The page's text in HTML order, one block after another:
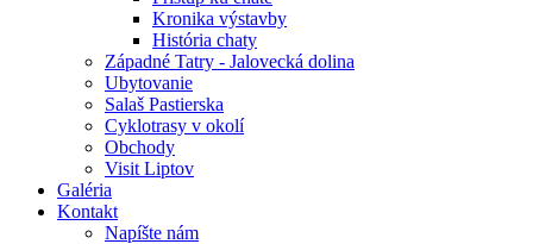
Kronika výstavby
História chaty
Západné Tatry - Jalovecká dolina
Ubytovanie
Salaš Pastierska
Cyklotrasy v okolí
Obchody
Visit Liptov
Galéria
Kontakt
Napíšte nám